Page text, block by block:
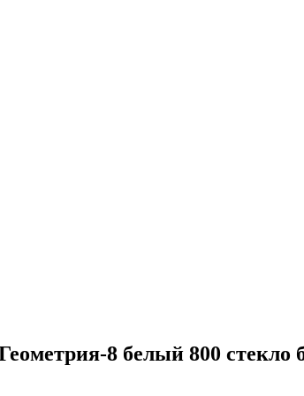
8 белый 800 стекло